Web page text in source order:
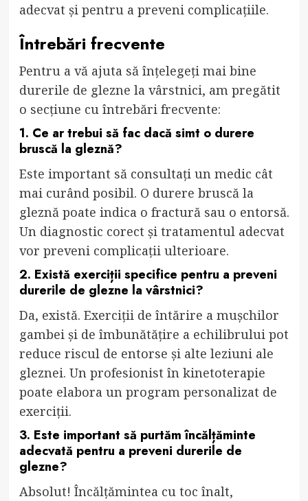
adecvat și pentru a preveni complicațiile.
Întrebări frecvente
Pentru a vă ajuta să înțelegeți mai bine
durerile de glezne la vârstnici, am pregătit
o secțiune cu întrebări frecvente:
1. Ce ar trebui să fac dacă simt o durere
bruscă la gleznă?
Este important să consultați un medic cât
mai curând posibil. O durere bruscă la
gleznă poate indica o fractură sau o entorsă.
Un diagnostic corect și tratamentul adecvat
vor preveni complicații ulterioare.
2. Există exerciții specifice pentru a preveni
durerile de glezne la vârstnici?
Da, există. Exerciții de întărire a mușchilor
gambei și de îmbunătățire a echilibrului pot
reduce riscul de entorse și alte leziuni ale
gleznei. Un profesionist în kinetoterapie
poate elabora un program personalizat de
exerciții.
3. Este important să purtăm încălțăminte
adecvată pentru a preveni durerile de
glezne?
Absolut! Încălțămintea cu toc înalt,